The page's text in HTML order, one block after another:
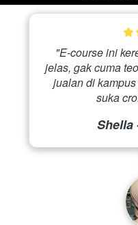
jelas, gak cuma
jualan di
suka
Shella